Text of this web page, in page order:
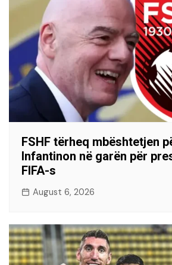
FSHF tërheq mbështetjen
Infantinon në garën për
FIFA-s
August 6, 2026